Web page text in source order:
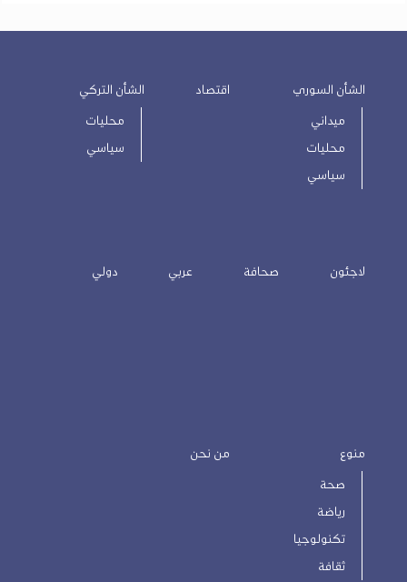
الشأن السوري
ميداني
محليات
سياسي
اقتصاد الشأن التركي
محليات
سياسي
لاجئون صحافة عربي دولي
منوع
صحة
رياضة
تكنولوجيا
ثقافة
من نحن